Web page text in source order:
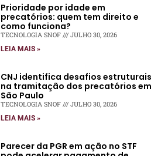
Prioridade por idade em
precatórios: quem tem direito e
como funciona?
TECNOLOGIA SNOF JULHO 30, 2026
LEIA MAIS »
CNJ identifica desafios estruturais
na tramitação dos precatórios em
São Paulo
TECNOLOGIA SNOF JULHO 30, 2026
LEIA MAIS »
Parecer da PGR em ação no STF